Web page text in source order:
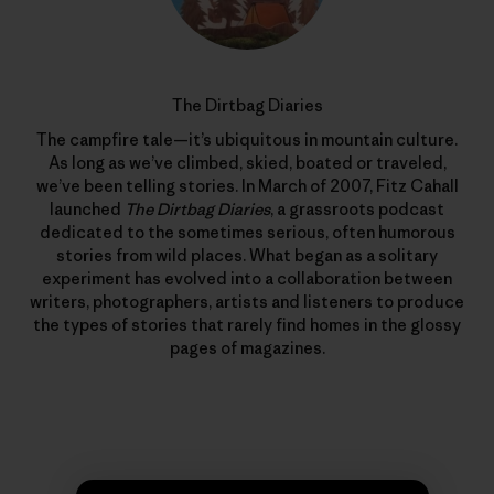
The Dirtbag Diaries
The campfire tale—it’s ubiquitous in mountain culture.
As long as we’ve climbed, skied, boated or traveled,
we’ve been telling stories. In March of 2007, Fitz Cahall
launched The Dirtbag Diaries, a grassroots podcast
dedicated to the sometimes serious, often humorous
stories from wild places. What began as a solitary
experiment has evolved into a collaboration between
writers, photographers, artists and listeners to produce
the types of stories that rarely find homes in the glossy
pages of magazines.